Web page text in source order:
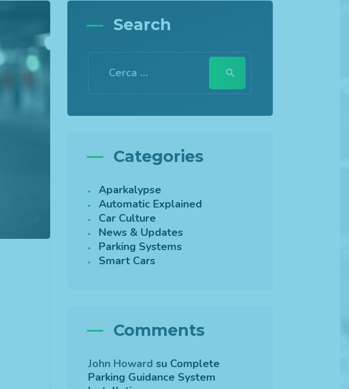
Search
Ricerca
per:
Categories
Aparkalypse
Automatic Explained
Car Culture
News & Updates
Parking Systems
Smart Cars
Comments
John Howard su Complete
Parking Guidance System